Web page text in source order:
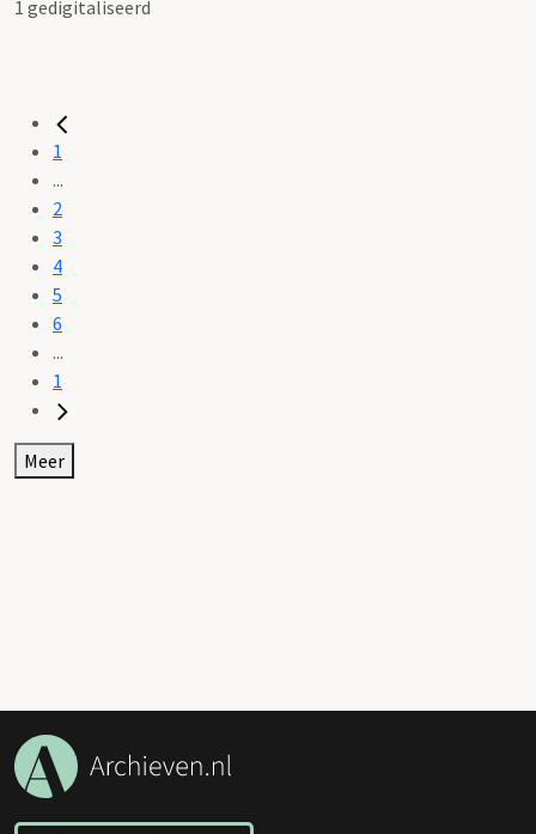
1 gedigitaliseerd
1
...
2
3
4
5
6
...
1
Meer